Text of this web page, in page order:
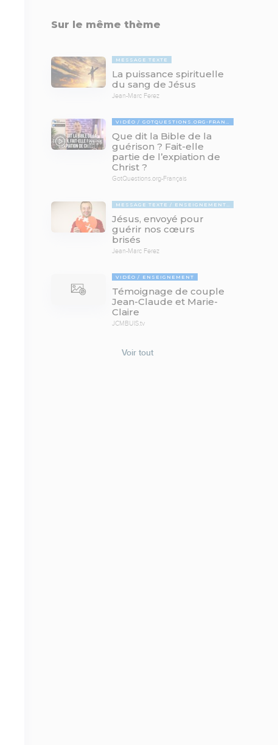
Sur le même thème
MESSAGE TEXTE
La puissance spirituelle
du sang de Jésus
Jean-Marc Ferez
03:25
VIDÉO GOTQUESTIONS.ORG-FRANÇAIS
Que dit la Bible de la
guérison ? Fait-elle
partie de l’expiation de
Christ ?
GotQuestions.org-Français
MESSAGE TEXTE ENSEIGNEMENTS BIBLIQUES
Jésus, envoyé pour
guérir nos cœurs
brisés
Jean-Marc Ferez
VIDÉO ENSEIGNEMENT
Témoignage de couple
Jean-Claude et Marie-
Claire
JCMBUIS.tv
Voir tout